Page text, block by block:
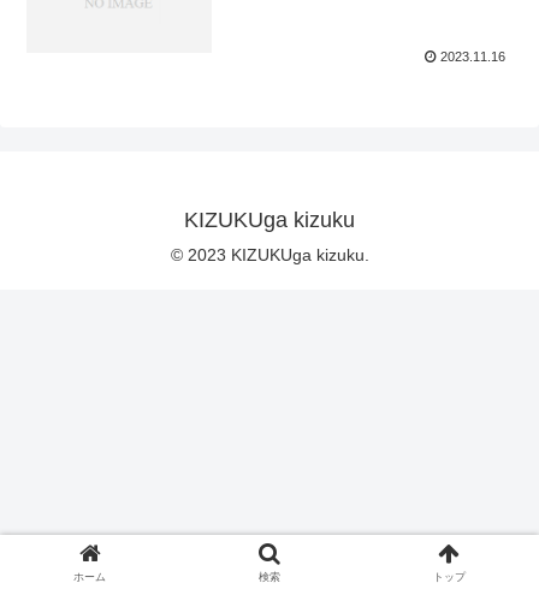
2023.11.16
KIZUKUga kizuku
© 2023 KIZUKUga kizuku.
ホーム 検索 トップ